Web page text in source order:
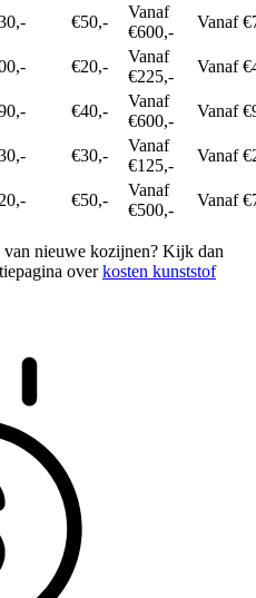
€50,-
Vanaf
€600,-
Vanaf
€20,-
Vanaf
€225,-
Vanaf
€40,-
Vanaf
€600,-
Vanaf
€30,-
Vanaf
€125,-
Vanaf
€50,-
Vanaf
€500,-
Vanaf
nieuwe kozijnen? Kijk dan
overkosten kunststof